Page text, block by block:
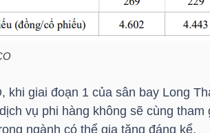
khi giai đoạn 1 của sân bay Long
vụ phi hàng không sẽ cùng tham
ngành có thể gia tăng đáng kể.